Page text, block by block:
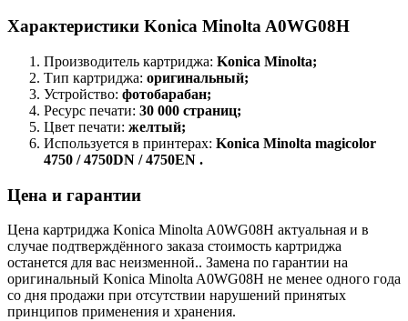
Характеристики Konica Minolta A0WG08H
Производитель картриджа: Konica Minolta;
Тип картриджа: оригинальный;
Устройство: фотобарабан;
Ресурс печати: 30 000 страниц;
Цвет печати: желтый;
Используется в принтерах: Konica Minolta magicolor
4750 / 4750DN / 4750EN .
Цена и гарантии
Цена картриджа Konica Minolta A0WG08H актуальная и в
случае подтверждённого заказа стоимость картриджа
останется для вас неизменной.. Замена по гарантии на
оригинальный Konica Minolta A0WG08H не менее одного года
со дня продажи при отсутствии нарушений принятых
принципов применения и хранения.